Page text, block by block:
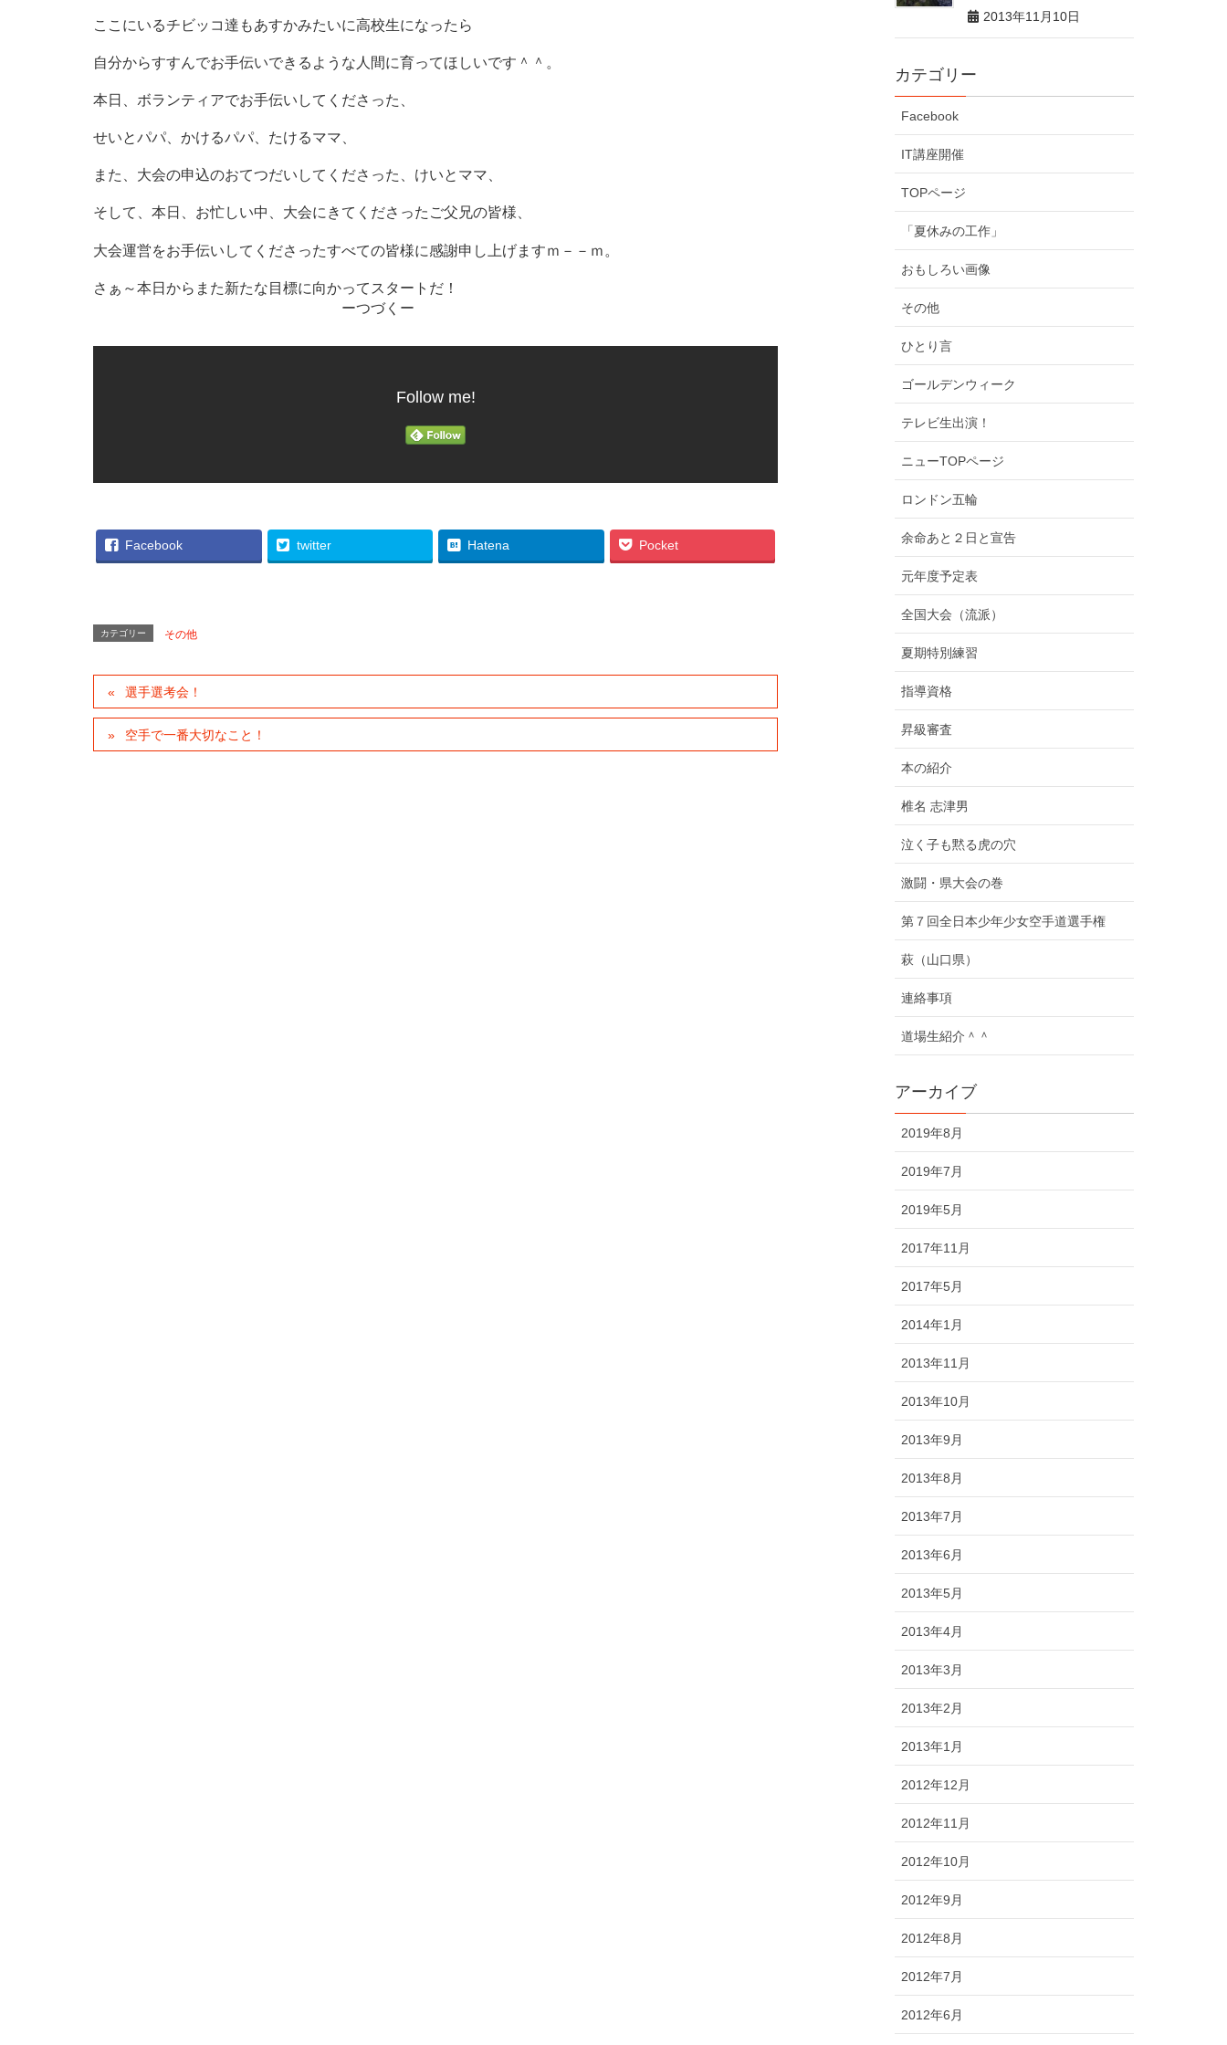
ここにいるチビッコ達もあすかみたいに高校生になったら
自分からすすんでお手伝いできるような人間に育ってほしいです＾＾。
本日、ボランティアでお手伝いしてくださった、
せいとパパ、かけるパパ、たけるママ、
また、大会の申込のおてつだいしてくださった、けいとママ、
そして、本日、お忙しい中、大会にきてくださったご父兄の皆様、
大会運営をお手伝いしてくださったすべての皆様に感謝申し上げますｍ－－ｍ。
さぁ～本日からまた新たな目標に向かってスタートだ！
ーつづくー
Follow me!
Facebook twitter Hatena Pocket
カテゴリー その他
選手選考会！
空手で一番大切なこと！
2013年11月10日
カテゴリー
Facebook
IT講座開催
TOPページ
「夏休みの工作」
おもしろい画像
その他
ひとり言
ゴールデンウィーク
テレビ生出演！
ニューTOPページ
ロンドン五輪
余命あと２日と宣告
元年度予定表
全国大会（流派）
夏期特別練習
指導資格
昇級審査
本の紹介
椎名 志津男
泣く子も黙る虎の穴
激闘・県大会の巻
第７回全日本少年少女空手道選手権
萩（山口県）
連絡事項
道場生紹介＾＾
アーカイブ
2019年8月
2019年7月
2019年5月
2017年11月
2017年5月
2014年1月
2013年11月
2013年10月
2013年9月
2013年8月
2013年7月
2013年6月
2013年5月
2013年4月
2013年3月
2013年2月
2013年1月
2012年12月
2012年11月
2012年10月
2012年9月
2012年8月
2012年7月
2012年6月